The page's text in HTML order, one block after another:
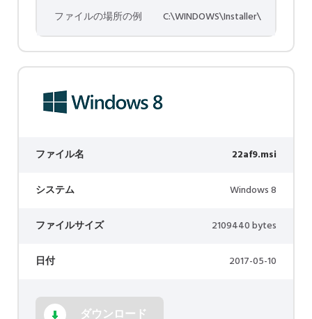
ファイルの場所の例 C:\WINDOWS\Installer\
ファイル名 22af9.msi
システム Windows 8
ファイルサイズ 2109440 bytes
日付 2017-05-10
ダウンロード